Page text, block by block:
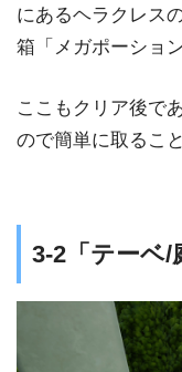
にあるヘラクレス
箱「メガポーショ
ここもクリア後で
ので簡単に取るこ
3-2「テーベ/